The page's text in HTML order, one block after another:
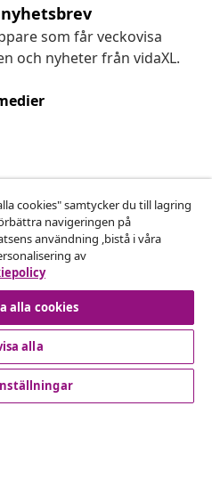
som får veckovisa
och nyheter från vidaXL.
för din beställning.
avtalet
cookies" samtycker du till lagring
navigeringen på
användning ,bistå i våra
av
alla cookies
alla